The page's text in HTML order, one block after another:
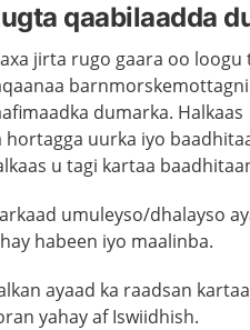
qaabilaadda
jirta rugo gaara oo loogu
dumarka.
hortagga uurka iyo
u tagi kartaa
umuleyso/dhalayso
habeen iyo maalinba.
ayaad ka raadsan kartaa
yahay af Iswiidhish.